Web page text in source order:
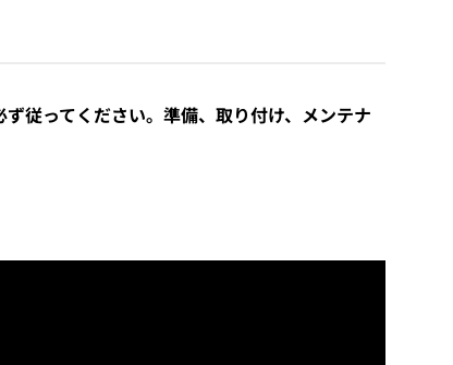
従ってください。準備、取り付け、メンテナ